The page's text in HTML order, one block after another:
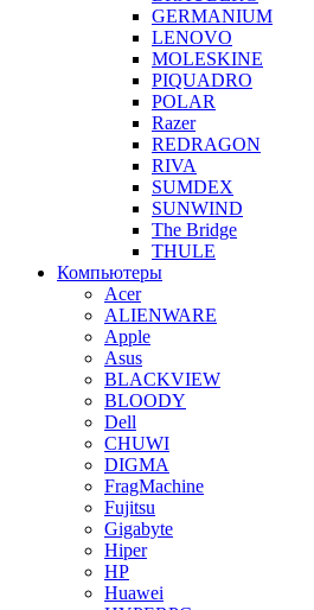
GERMANIUM
LENOVO
MOLESKINE
PIQUADRO
POLAR
Razer
REDRAGON
RIVA
SUMDEX
SUNWIND
The Bridge
THULE
Компьютеры
Acer
ALIENWARE
Apple
Asus
BLACKVIEW
BLOODY
Dell
CHUWI
DIGMA
FragMachine
Fujitsu
Gigabyte
Hiper
HP
Huawei